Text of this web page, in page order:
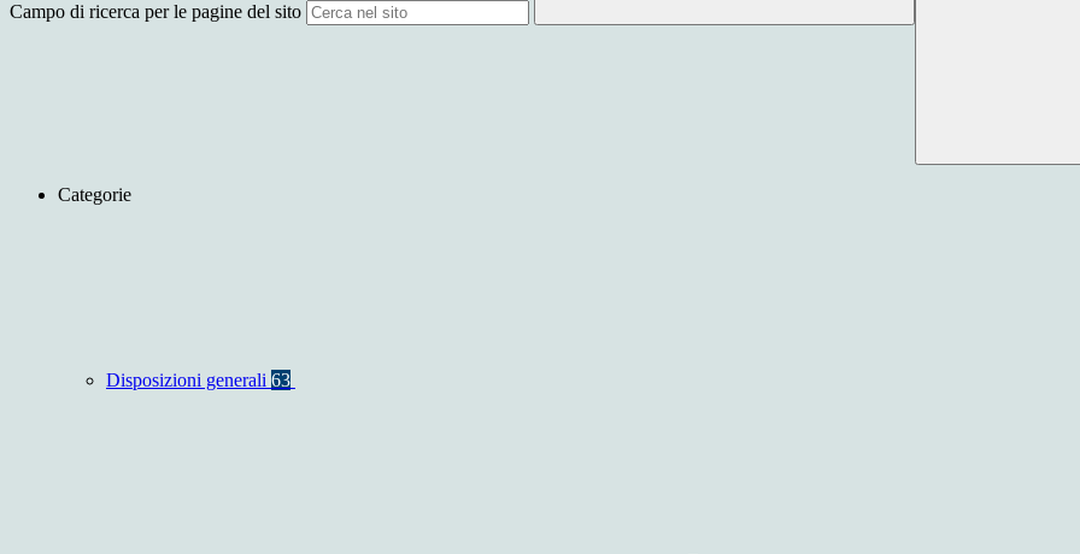
Campo di ricerca per le pagine del sito
Categorie
Disposizioni generali 63